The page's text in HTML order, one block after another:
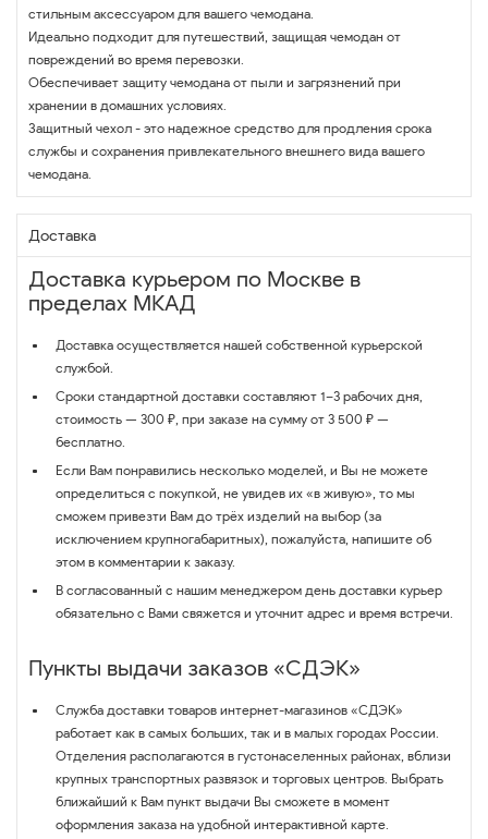
стильным аксессуаром для вашего чемодана.
Идеально подходит для путешествий, защищая чемодан от
повреждений во время перевозки.
Обеспечивает защиту чемодана от пыли и загрязнений при
хранении в домашних условиях.
Защитный чехол - это надежное средство для продления срока
службы и сохранения привлекательного внешнего вида вашего
чемодана.
Доставка
Доставка курьером по Москве в
пределах МКАД
Доставка осуществляется нашей собственной курьерской
службой.
Сроки стандартной доставки составляют 1–3 рабочих дня,
стоимость — 300 ₽, при заказе на сумму от 3 500 ₽ —
бесплатно.
Если Вам понравились несколько моделей, и Вы не можете
определиться с покупкой, не увидев их «в живую», то мы
сможем привезти Вам до трёх изделий на выбор (за
исключением крупногабаритных), пожалуйста, напишите об
этом в комментарии к заказу.
В согласованный с нашим менеджером день доставки курьер
обязательно с Вами свяжется и уточнит адрес и время встречи.
Пункты выдачи заказов «СДЭК»
Служба доставки товаров интернет-магазинов «СДЭК»
работает как в самых больших, так и в малых городах России.
Отделения располагаются в густонаселенных районах, вблизи
крупных транспортных развязок и торговых центров. Выбрать
ближайший к Вам пункт выдачи Вы сможете в момент
оформления заказа на удобной интерактивной карте.